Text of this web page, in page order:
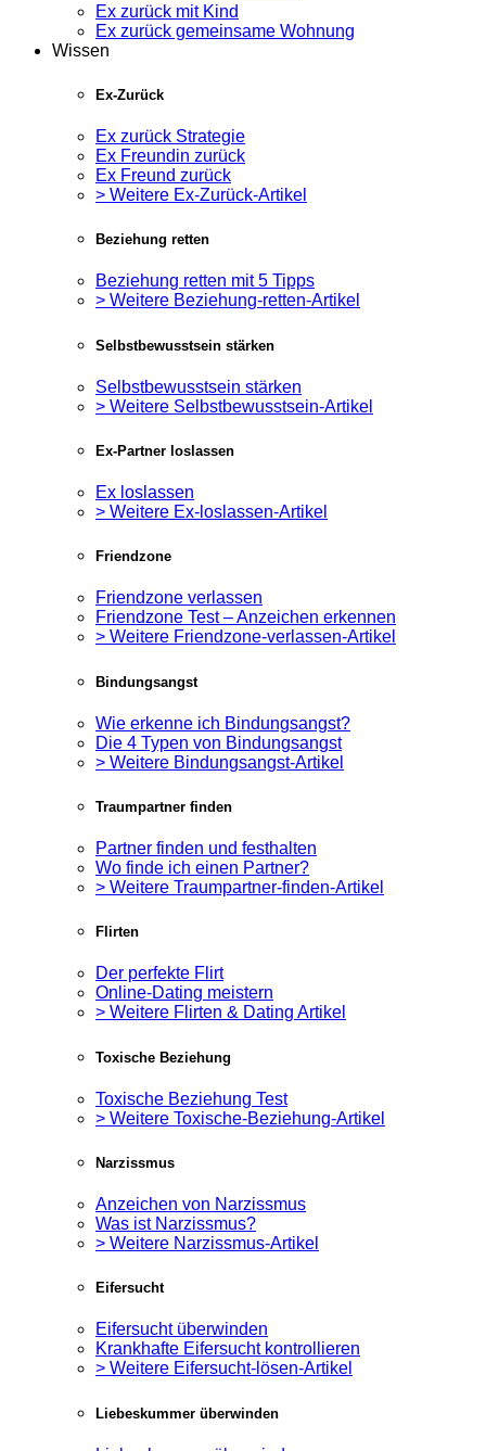
Ex zurück mit Kind
Ex zurück gemeinsame Wohnung
Wissen
Ex-Zurück
Ex zurück Strategie
Ex Freundin zurück
Ex Freund zurück
> Weitere Ex-Zurück-Artikel
Beziehung retten
Beziehung retten mit 5 Tipps
> Weitere Beziehung-retten-Artikel
Selbstbewusstsein stärken
Selbstbewusstsein stärken
> Weitere Selbstbewusstsein-Artikel
Ex-Partner loslassen
Ex loslassen
> Weitere Ex-loslassen-Artikel
Friendzone
Friendzone verlassen
Friendzone Test – Anzeichen erkennen
> Weitere Friendzone-verlassen-Artikel
Bindungsangst
Wie erkenne ich Bindungsangst?
Die 4 Typen von Bindungsangst
> Weitere Bindungsangst-Artikel
Traumpartner finden
Partner finden und festhalten
Wo finde ich einen Partner?
> Weitere Traumpartner-finden-Artikel
Flirten
Der perfekte Flirt
Online-Dating meistern
> Weitere Flirten & Dating Artikel
Toxische Beziehung
Toxische Beziehung Test
> Weitere Toxische-Beziehung-Artikel
Narzissmus
Anzeichen von Narzissmus
Was ist Narzissmus?
> Weitere Narzissmus-Artikel
Eifersucht
Eifersucht überwinden
Krankhafte Eifersucht kontrollieren
> Weitere Eifersucht-lösen-Artikel
Liebeskummer überwinden